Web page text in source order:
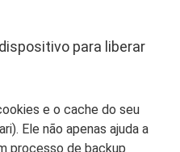
para liberar
e o cache do seu
Ele não apenas ajuda a
processo de backup